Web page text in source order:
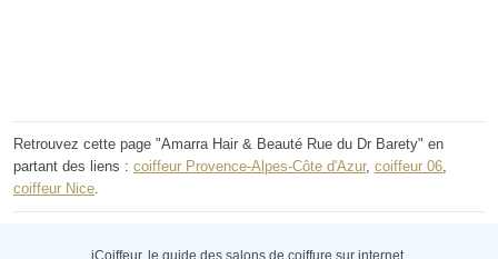
Retrouvez cette page "Amarra Hair & Beauté Rue du Dr Barety" en
partant des liens : coiffeur Provence-Alpes-Côte d'Azur, coiffeur 06,
coiffeur Nice.